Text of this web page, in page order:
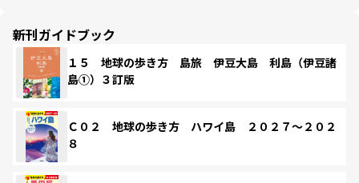
新刊ガイドブック
１５ 地球の歩き方 島旅 伊豆大島 利島（伊豆諸
島①）３訂版
Ｃ０２ 地球の歩き方 ハワイ島 ２０２７～２０２
８